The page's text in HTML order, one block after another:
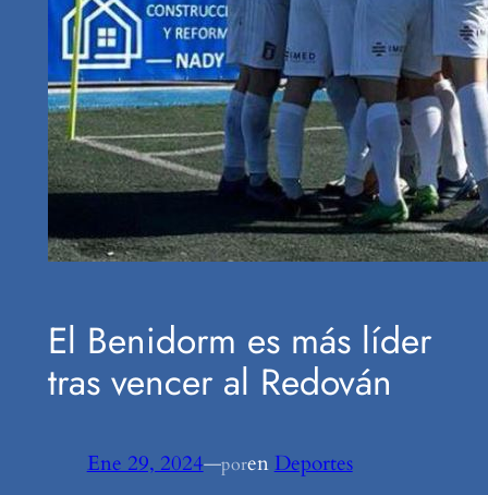
El Benidorm es más líder
tras vencer al Redován
Ene 29, 2024—porenDeportes